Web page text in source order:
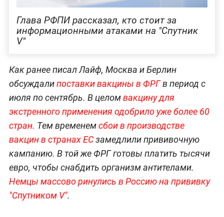
Глава РФПИ рассказал, кто стоит за
информационными атаками на "Спутник
V"
Как ранее писал Лайф, Москва и Берлин
обсуждалипоставки вакцины в ФРГв период с
июля по сентябрь. В целомвакцину для
экстренного применения одобрило уже более 60
стран. Тем временемсбои в производстве
вакцин в странах ЕСзамедлили прививочную
кампанию. В той же ФРГ готовы платить тысячи
евро, чтобы снабдить организм антителами.
Немцы массово ринулись в Россию на прививку
"Спутником V".